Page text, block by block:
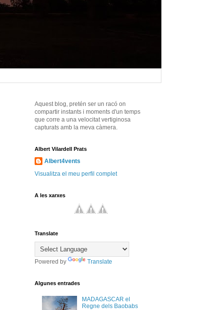
Aquest blog, pretén ser un racó on
compartir instants i moments d'un temps
que corre a una velocitat vertiginosa
capturats amb la meva càmera.
Albert Vilardell Prats
Albert4vents
Visualitza el meu perfil complet
A les xarxes
Translate
Powered by Translate
Algunes entrades
MADAGASCAR el
Regne dels Baobabs